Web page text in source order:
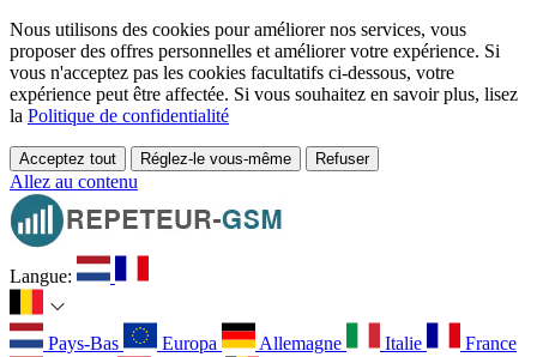
Nous utilisons des cookies pour améliorer nos services, vous
proposer des offres personnelles et améliorer votre expérience. Si
vous n'acceptez pas les cookies facultatifs ci-dessous, votre
expérience peut être affectée. Si vous souhaitez en savoir plus, lisez
la Politique de confidentialité
Acceptez tout Réglez-le vous-même Refuser
Allez au contenu
Langue:
Pays-Bas Europa Allemagne Italie
France